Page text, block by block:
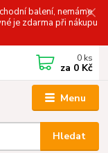
balení, nemáme
je zdarma při nákupu
Menu
Hledat
0 ks
za 0 Kč